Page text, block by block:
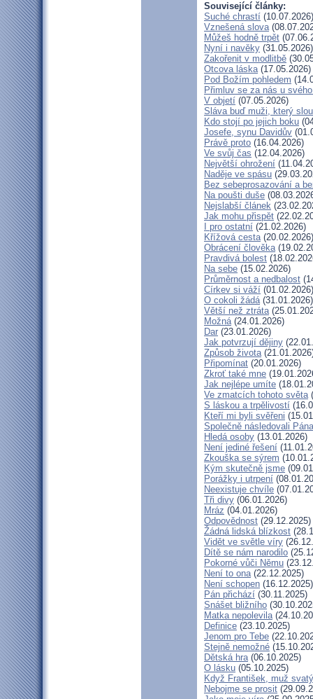
Související články:
Suché chrastí (10.07.2026)
Vznešená slova
Můžeš hodně trpět
Nyní i navěky (31.05.2026)
Zakořenit v modlitbě
Otcova láska(17.05.2026)
Pod Božím pohledem
Přimluv se za nás u
V objetí (07.05.2026)
Sláva buď muži, který
Kdo stojí po jejich boku
Josefe, synu Davidův
Právě proto (16.04.2026)
Ve svůj čas (12.04.2026)
Největší ohrožení
Naděje ve spásu
Bez sebeprosazování a
Na poušti duše
Nejslabší článek
Jak mohu přispět
I pro ostatní (21.02.2026)
Křížová cesta(20.02.2026)
Obrácení člověka
Pravdivá bolest
Na sebe (15.02.2026)
Průměrnost a nedbalost
Církev si váží (01.02.2026)
O cokoli žádá(31.01.2026)
Větší než ztráta
Možná(24.01.2026)
Dar (23.01.2026)
Jak potvrzují dějiny
Způsob života
Připomínat (20.01.2026)
Zkroť také mne
Jak nejlépe umíte
Ve zmatcích tohoto světa
S láskou a trpělivostí
Kteří mi byli svěřeni
Společně následovali Pána
Hledá osoby (13.01.2026)
Není jediné řešení
Zkouška se sýrem
Kým skutečně jsme
Porážky i utrpení
Neexistuje chvíle
Tři divy (06.01.2026)
Mráz (04.01.2026)
Odpovědnost (29.12.2025)
Žádná lidská blízkost
Vidět ve světle víry
Dítě se nám narodilo
Pokorné vůči Němu
Není to ona(22.12.2025)
Není schopen (16.12.2025)
Pán přichází (30.11.2025)
Snášet bližního
Matka nepolevila
Definice (23.10.2025)
Jenom pro Tebe
Stejně nemožné
Dětská hra(06.10.2025)
O lásku (05.10.2025)
Když František, muž svatý
Nebojme se prosit